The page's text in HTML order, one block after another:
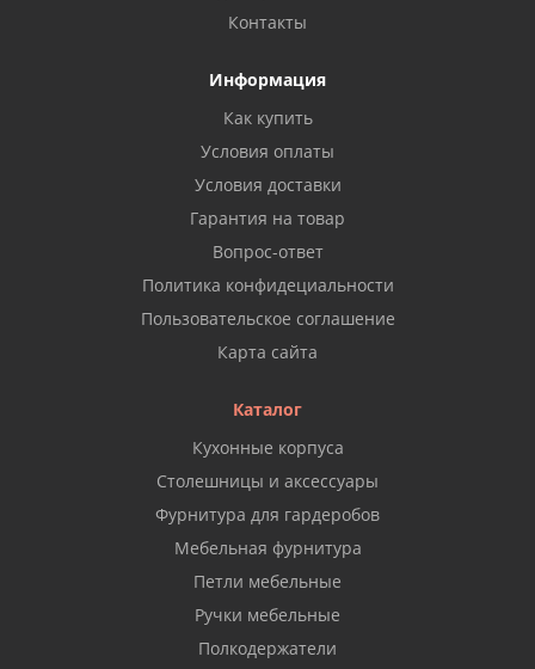
Контакты
Информация
Как купить
Условия оплаты
Условия доставки
Гарантия на товар
Вопрос-ответ
Политика конфидециальности
Пользовательское соглашение
Карта сайта
Каталог
Кухонные корпуса
Столешницы и аксессуары
Фурнитура для гардеробов
Мебельная фурнитура
Петли мебельные
Ручки мебельные
Полкодержатели